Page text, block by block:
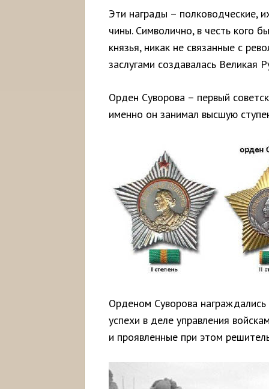
Эти награды – полководческие,
чины. Символично, в честь кого
князья, никак не связанные с
заслугами создавалась Великая
Орден Суворова – первый
именно он занимал высшую
Орденом Суворова
успехи в деле управления
и проявленные при этом